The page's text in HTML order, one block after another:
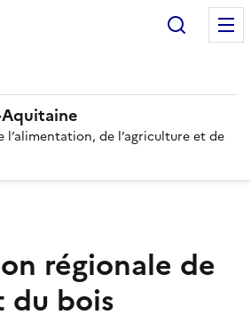
de l’agriculture et de
régionale de
du bois